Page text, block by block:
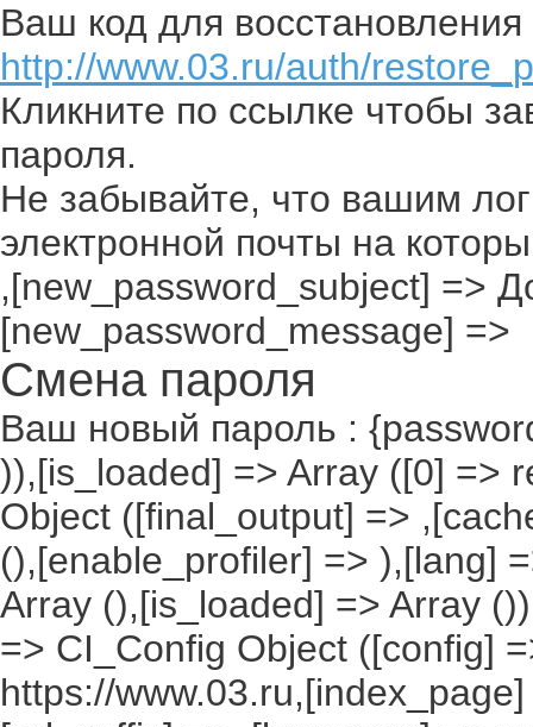
Ваш код для восстановления
http://www.03.ru/auth/
Кликните по ссылке чтобы
пароля.
Не забывайте, что вашим
электронной почты на
,[new_password_subject] =>
[new_password_message] =>
Смена пароля
Ваш новый пароль :
)),[is_loaded] => Array ([0] =>
Object ([final_output] =>
(),[enable_profiler] => ),[lang]
Array (),[is_loaded] => Array
=> CI_Config Object ([config]
https://